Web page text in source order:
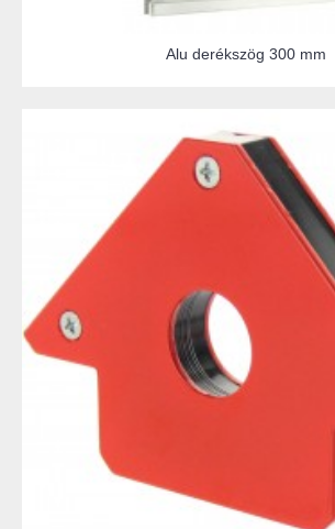
Alu derékszög 300 mm